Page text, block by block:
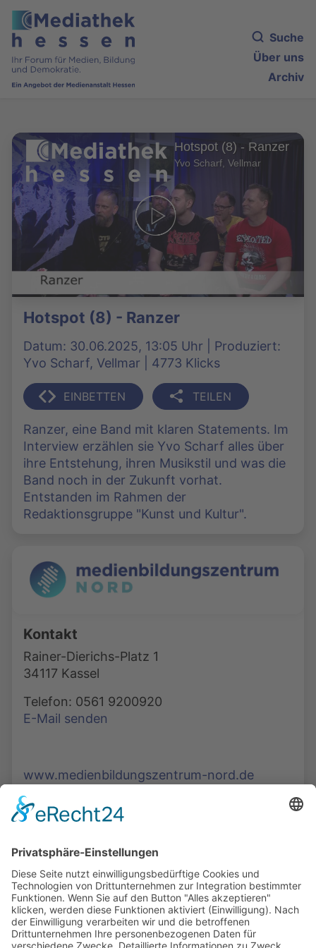
Suche
Über uns
Archiv
Hotspot (8) - Ranzer
Yvo Scharf, Vellmar
Hotspot (8) - Ranzer
Datum: 30.06.2025, 13:05 Uhr | Produziert:
Yvo Scharf, Vellmar | 4773 Klicks
EINBETTEN TEILEN
Ranzer, eine Band mit klaren Statements. Im
Interview erzählen sie Yvo Scharf alles über
ihre Entstehung, ihren Musikstil und was die
Band noch in der Zukunft vorhat.
Entstanden im Rahmen der
Redaktionsgruppe "Kunst und Kultur".
Kontakt
Rainer-Dierichs-Platz 1
34117 Kassel
Telefon: 0561 9200920
E-Mail senden
www.medienbildungszentrum-nord.de
Podcasts, Themen und Informationen.
Entdecken Sie unser Forum für Medien, Bildung
und Demokratie - jederzeit und überall
verfügbar.